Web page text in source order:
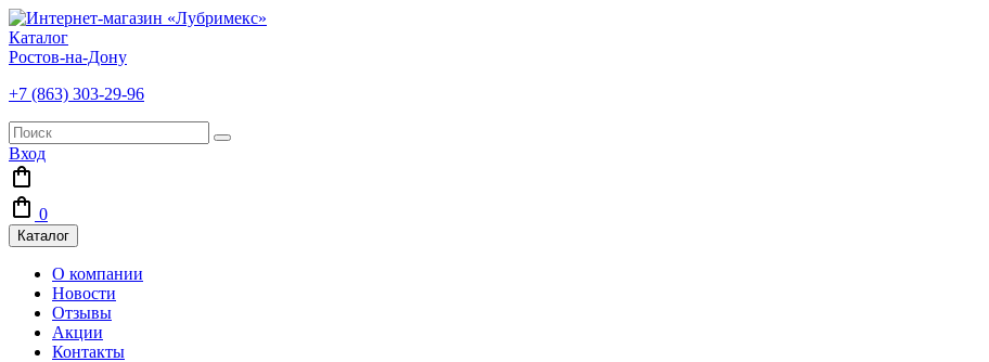
Каталог
Ростов-на-Дону
+7 (863) 303-29-96
Вход
0
Каталог
О компании
Новости
Отзывы
Акции
Контакты